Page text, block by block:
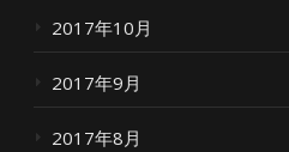
2017年10月
2017年9月
2017年8月